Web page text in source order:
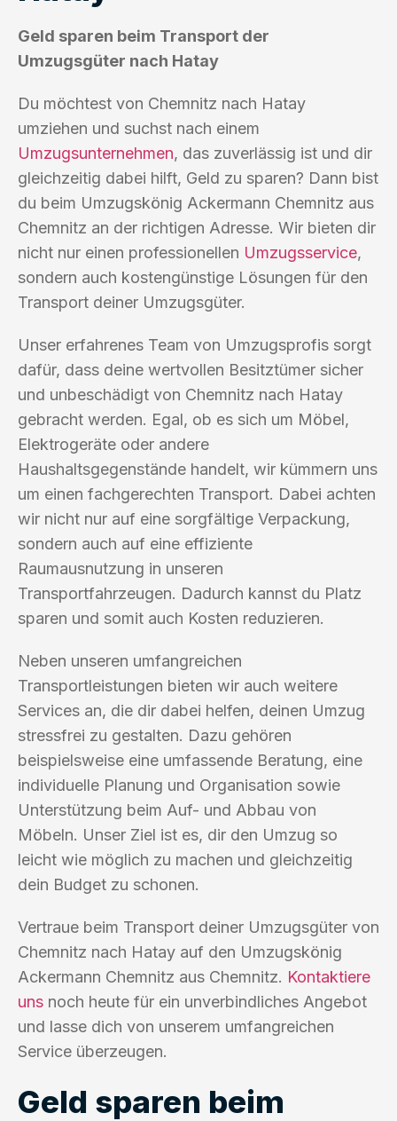
Geld sparen beim Transport der
Umzugsgüter nach Hatay
Du möchtest von Chemnitz nach Hatay
umziehen und suchst nach einem
Umzugsunternehmen, das zuverlässig ist und dir
gleichzeitig dabei hilft, Geld zu sparen? Dann bist
du beim Umzugskönig Ackermann Chemnitz aus
Chemnitz an der richtigen Adresse. Wir bieten dir
nicht nur einen professionellen Umzugsservice,
sondern auch kostengünstige Lösungen für den
Transport deiner Umzugsgüter.
Unser erfahrenes Team von Umzugsprofis sorgt
dafür, dass deine wertvollen Besitztümer sicher
und unbeschädigt von Chemnitz nach Hatay
gebracht werden. Egal, ob es sich um Möbel,
Elektrogeräte oder andere
Haushaltsgegenstände handelt, wir kümmern uns
um einen fachgerechten Transport. Dabei achten
wir nicht nur auf eine sorgfältige Verpackung,
sondern auch auf eine effiziente
Raumausnutzung in unseren
Transportfahrzeugen. Dadurch kannst du Platz
sparen und somit auch Kosten reduzieren.
Neben unseren umfangreichen
Transportleistungen bieten wir auch weitere
Services an, die dir dabei helfen, deinen Umzug
stressfrei zu gestalten. Dazu gehören
beispielsweise eine umfassende Beratung, eine
individuelle Planung und Organisation sowie
Unterstützung beim Auf- und Abbau von
Möbeln. Unser Ziel ist es, dir den Umzug so
leicht wie möglich zu machen und gleichzeitig
dein Budget zu schonen.
Vertraue beim Transport deiner Umzugsgüter von
Chemnitz nach Hatay auf den Umzugskönig
Ackermann Chemnitz aus Chemnitz. Kontaktiere
uns noch heute für ein unverbindliches Angebot
und lasse dich von unserem umfangreichen
Service überzeugen.
Geld sparen beim